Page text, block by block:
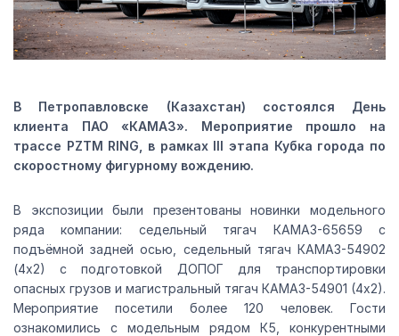
В Петропавловске (Казахстан) состоялся День
клиента ПАО «КАМАЗ». Мероприятие прошло на
трассе PZTM RING, в рамках III этапа Кубка города по
скоростному фигурному вождению.
В экспозиции были презентованы новинки модельного
ряда компании: седельный тягач КАМАЗ-65659 с
подъёмной задней осью, седельный тягач КАМАЗ-54902
(4х2) с подготовкой ДОПОГ для транспортировки
опасных грузов и магистральный тягач КАМАЗ-54901 (4х2).
Мероприятие посетили более 120 человек. Гости
ознакомились с модельным рядом К5, конкурентными